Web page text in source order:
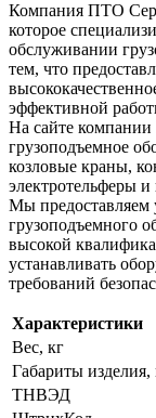
Компания ПТО
которое
обслуживании
тем, что
эффективной
На сайте
грузоподъемное
козловые краны,
электротельферы
Мы
грузоподъемного
высокой
устанавливать
требований
Характеристики
Вес, кг
Габариты
ТНВЭД